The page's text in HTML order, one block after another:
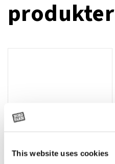
This website uses cookies
produkter